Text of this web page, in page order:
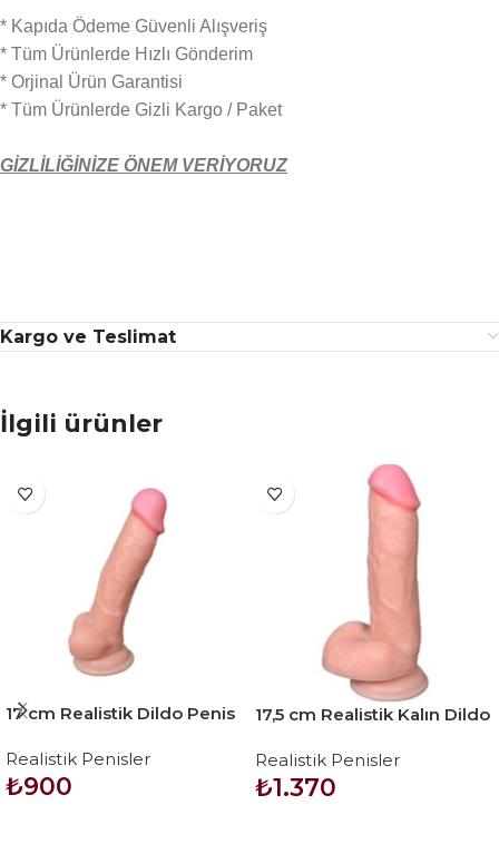
* Kapıda Ödeme Güvenli Alışveriş
* Tüm Ürünlerde Hızlı Gönderim
* Orjinal Ürün Garantisi
* Tüm Ürünlerde Gizli Kargo / Paket
GİZLİLİĞİNİZE ÖNEM VERİYORUZ
Kargo ve Teslimat
İlgili ürünler
17 cm Realistik Dildo Penis
Realistik Penisler
₺900
17,5 cm Realistik Kalın Dildo
Realistik Penisler
₺1.370